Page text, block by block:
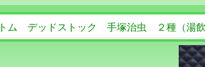
ム デッドストック 手塚治虫 ２種（湯